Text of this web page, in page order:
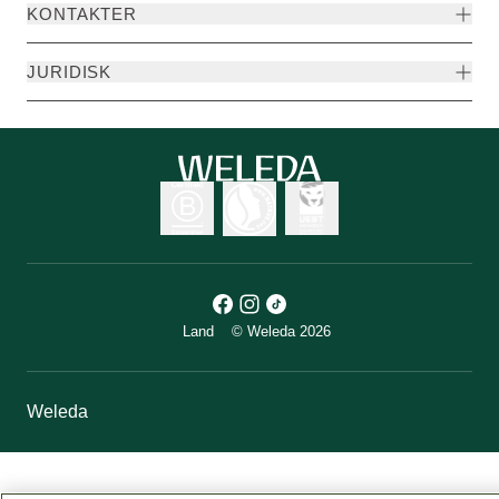
KONTAKTER
JURIDISK
Land © Weleda 2026
Weleda